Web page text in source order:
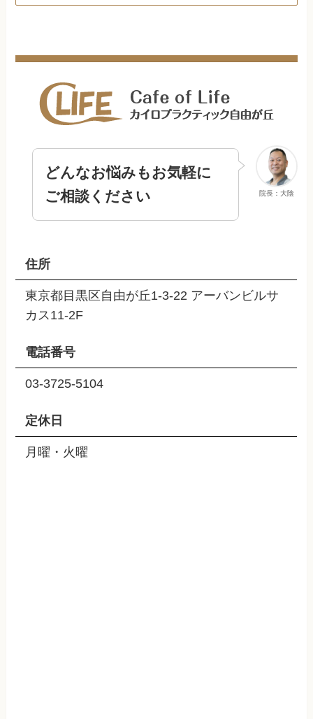
院長：大陰
どんなお悩みもお気軽に
ご相談ください
住所
東京都目黒区自由が丘1-3-22 アーバンビルサ
カス11-2F
電話番号
03-3725-5104
定休日
月曜・火曜